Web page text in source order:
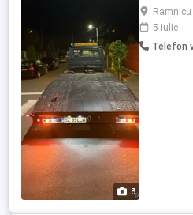
3
Utilaje
Tractoare
Construcții
poziții
5 iulie
Telefon